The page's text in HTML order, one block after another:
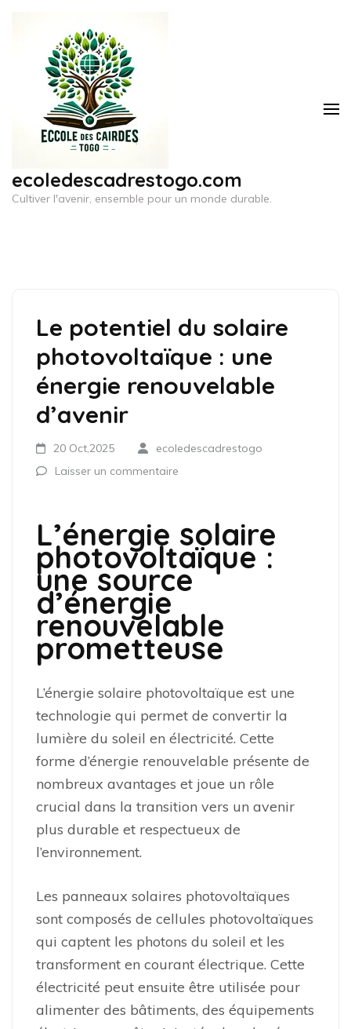
contenu
(Pressez
ecoledescadrestogo.com
Cultiver l'avenir, ensemble pour un monde durable.
Le potentiel du solaire
photovoltaïque : une
énergie renouvelable
d’avenir
20 Oct,2025
ecoledescadrestogo
Laisser un commentaire
L’énergie solaire
photovoltaïque :
une source
d’énergie
renouvelable
prometteuse
L’énergie solaire photovoltaïque est une
technologie qui permet de convertir la
lumière du soleil en électricité. Cette
forme d’énergie renouvelable présente de
nombreux avantages et joue un rôle
crucial dans la transition vers un avenir
plus durable et respectueux de
l’environnement.
Les panneaux solaires photovoltaïques
sont composés de cellules photovoltaïques
qui captent les photons du soleil et les
transforment en courant électrique. Cette
électricité peut ensuite être utilisée pour
alimenter des bâtiments, des équipements